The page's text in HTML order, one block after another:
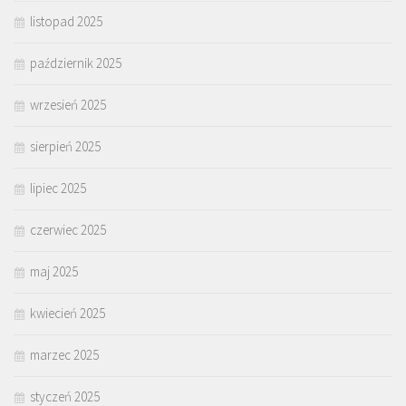
listopad 2025
październik 2025
wrzesień 2025
sierpień 2025
lipiec 2025
czerwiec 2025
maj 2025
kwiecień 2025
marzec 2025
styczeń 2025